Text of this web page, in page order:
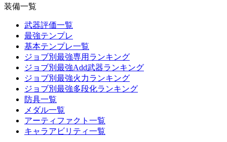
装備一覧
武器評価一覧
最強テンプレ
基本テンプレ一覧
ジョブ別最強専用ランキング
ジョブ別最強Add武器ランキング
ジョブ別最強火力ランキング
ジョブ別最強多段化ランキング
防具一覧
メダル一覧
アーティファクト一覧
キャラアビリティ一覧